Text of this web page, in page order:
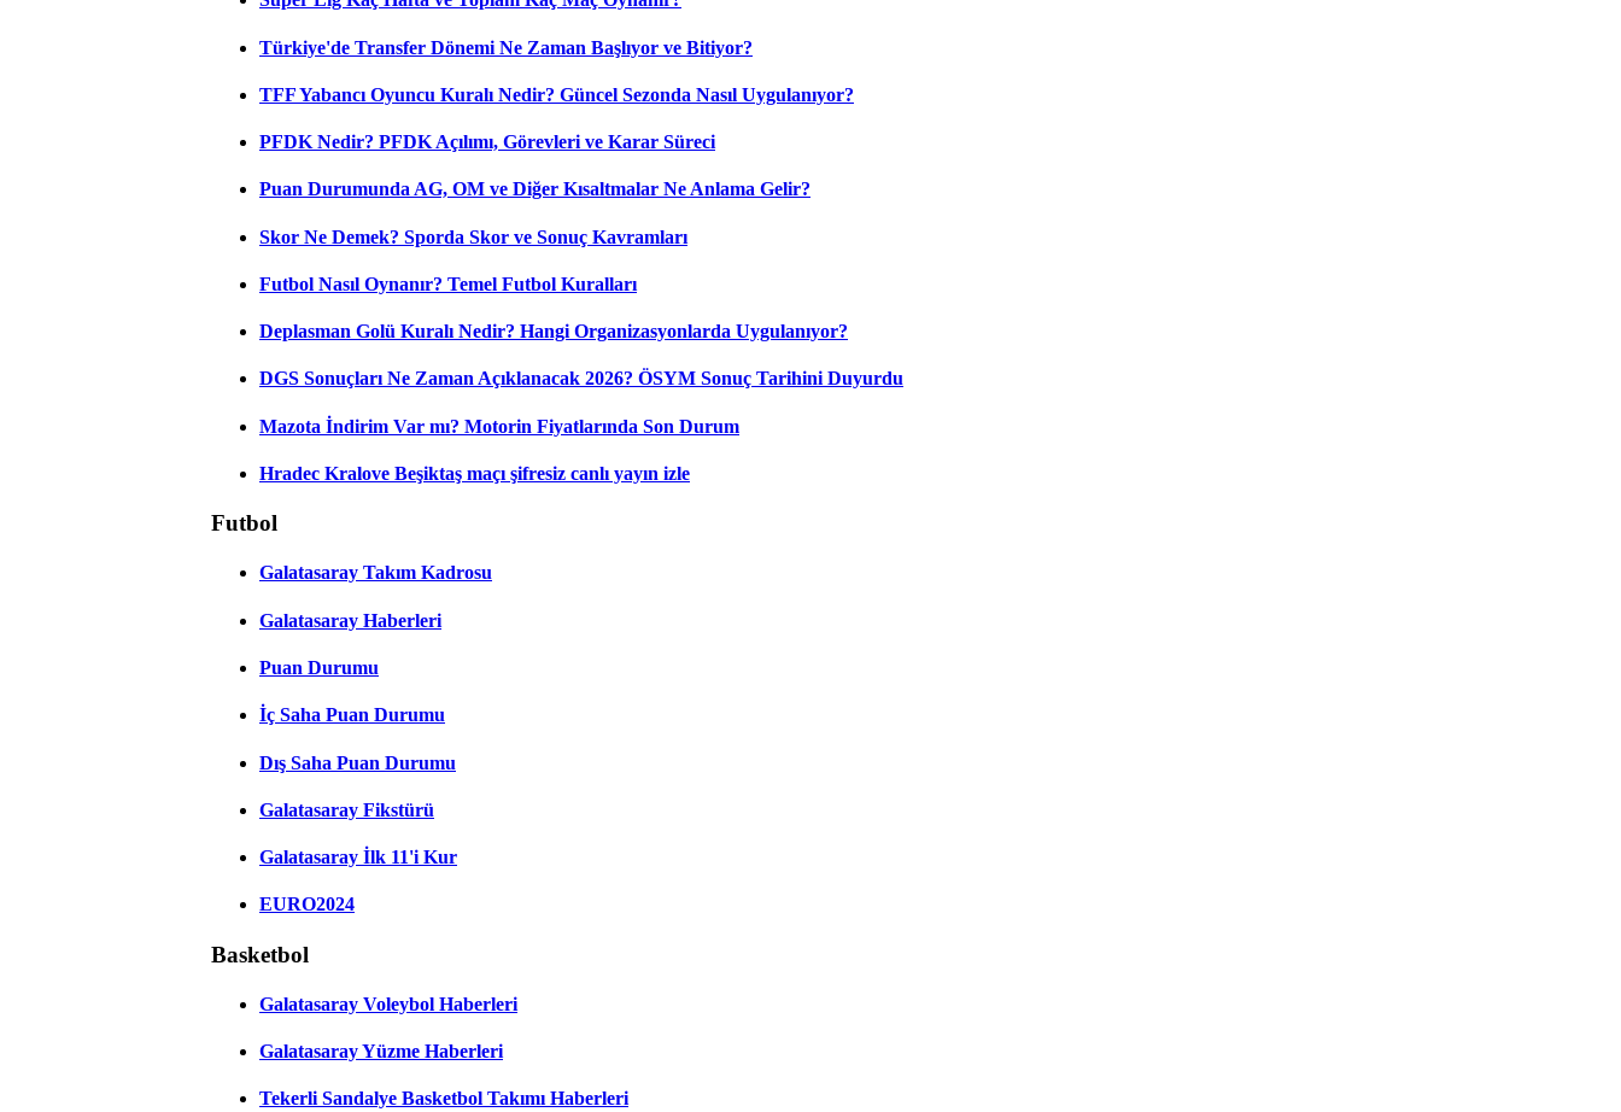
Türkiye'de Transfer Dönemi Ne Zaman Başlıyor ve Bitiyor?
TFF Yabancı Oyuncu Kuralı Nedir? Güncel Sezonda Nasıl Uygulanıyor?
PFDK Nedir? PFDK Açılımı, Görevleri ve Karar Süreci
Puan Durumunda AG, OM ve Diğer Kısaltmalar Ne Anlama Gelir?
Skor Ne Demek? Sporda Skor ve Sonuç Kavramları
Futbol Nasıl Oynanır? Temel Futbol Kuralları
Deplasman Golü Kuralı Nedir? Hangi Organizasyonlarda Uygulanıyor?
DGS Sonuçları Ne Zaman Açıklanacak 2026? ÖSYM Sonuç Tarihini Duyurdu
Mazota İndirim Var mı? Motorin Fiyatlarında Son Durum
Hradec Kralove Beşiktaş maçı şifresiz canlı yayın izle
Futbol
Galatasaray Takım Kadrosu
Galatasaray Haberleri
Puan Durumu
İç Saha Puan Durumu
Dış Saha Puan Durumu
Galatasaray Fikstürü
Galatasaray İlk 11'i Kur
EURO2024
Basketbol
Galatasaray Voleybol Haberleri
Galatasaray Yüzme Haberleri
Tekerli Sandalye Basketbol Takımı Haberleri